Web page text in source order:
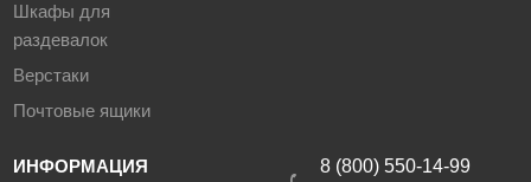
Шкафы для
раздевалок
Верстаки
Почтовые ящики
ИНФОРМАЦИЯ
8 (800) 550-14-99